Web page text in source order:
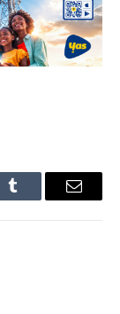
Tumblr Email